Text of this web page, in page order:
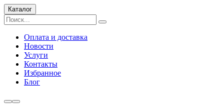
Каталог
Оплата и доставка
Новости
Услуги
Контакты
Избранное
Блог